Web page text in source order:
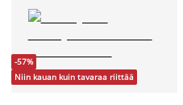
-57%
Niin kauan kuin tavaraa riittää